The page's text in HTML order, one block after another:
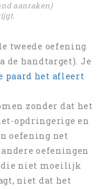
aanraken)
.
tweede oefening
handtarget). Je
paard het afleert
zonder dat het
opdringerige en
oefening net
oefeningen
die niet moeilijk
niet dat het